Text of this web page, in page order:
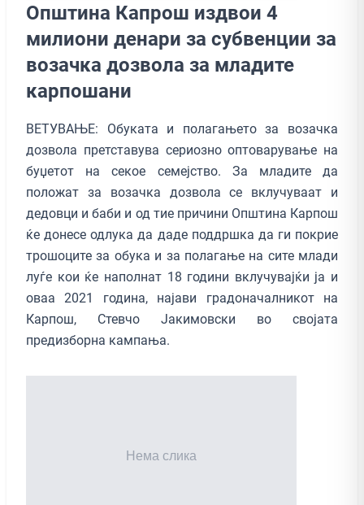
Општина Капрош издвои 4
милиони денари за субвенции за
возачка дозвола за младите
карпошани
ВЕТУВАЊЕ: Обуката и полагањето за возачка
дозвола претставува сериозно оптоварување на
буџетот на секое семејство. За младите да
положат за возачка дозвола се вклучуваат и
дедовци и баби и од тие причини Општина Карпош
ќе донесе одлука да даде поддршка да ги покрие
трошоците за обука и за полагање на сите млади
луѓе кои ќе наполнат 18 години вклучувајќи ја и
оваа 2021 година, најави градоначалникот на
Карпош, Стевчо Јакимовски во својата
предизборна кампања.